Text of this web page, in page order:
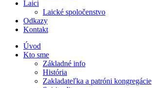
Laici
Laické spoločenstvo
Odkazy
Kontakt
Úvod
Kto sme
Základné info
História
Zakladateľka a patróni kongregácie